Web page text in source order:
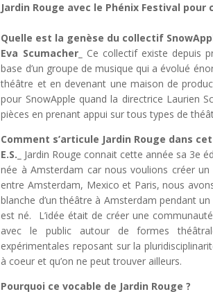
Jardin Rouge avec le Phénix Festival
Quelle est la genèse du collectif
Eva Scumacher_
Ce collectif existe depuis
base d’un groupe de musique qui a évolué
théâtre et en devenant une maison de
pour SnowApple quand la directrice Laurien
pièces en prenant appui sur tous types de
Comment s’articule Jardin Rouge dans
E.S._ Jardin Rouge connait cette année sa 3e
née à Amsterdam car nous voulions créer
entre Amsterdam, Mexico et Paris, nous
blanche d’un théâtre à Amsterdam pendant
est né. L’idée était de créer une
avec le public autour de formes
expérimentales reposant sur la
à coeur et qu’on ne peut trouver ailleurs.
Pourquoi ce vocable de Jardin Rouge ?